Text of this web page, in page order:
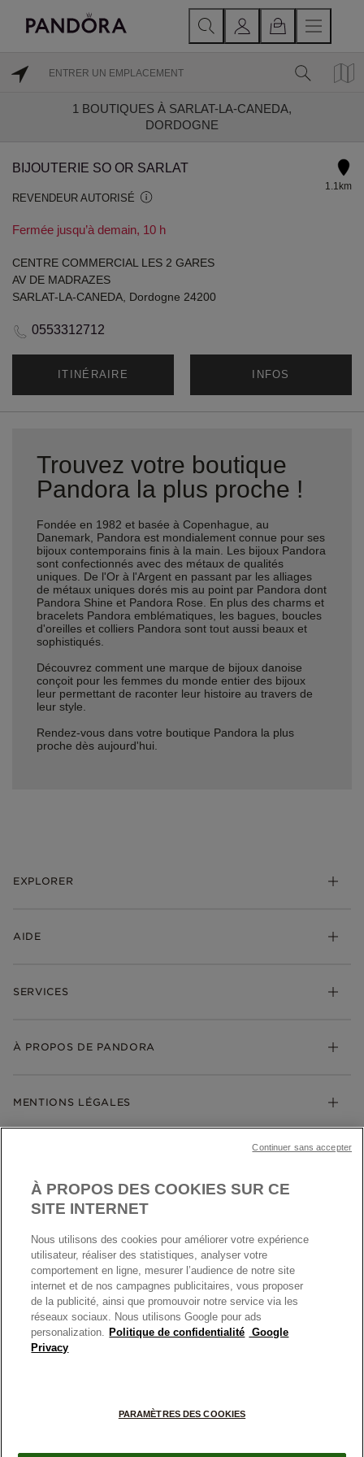
1 BOUTIQUES À SARLAT-LA-CANEDA,
DORDOGNE
BIJOUTERIE SO OR SARLAT
REVENDEUR AUTORISÉ
Fermée jusqu’à demain, 10 h
1.1km
CENTRE COMMERCIAL LES 2 GARES
AV DE MADRAZES
SARLAT-LA-CANEDA, Dordogne 24200
0553312712
ITINÉRAIRE INFOS
Trouvez votre boutique
Pandora la plus proche !
Fondée en 1982 et basée à Copenhague, au
Danemark, Pandora est mondialement connue pour ses
bijoux contemporains finis à la main. Les bijoux Pandora
sont confectionnés avec des métaux de qualités
uniques. De l'Or à l'Argent en passant par les alliages
de métaux uniques dorés mis au point par Pandora dont
Pandora Shine et Pandora Rose. En plus des charms et
bracelets Pandora emblématiques, les bagues, boucles
d'oreilles et colliers Pandora sont tout aussi beaux et
sophistiqués.
Découvrez comment une marque de bijoux danoise
conçoit pour les femmes du monde entier des bijoux
leur permettant de raconter leur histoire au travers de
leur style.
Rendez-vous dans votre boutique Pandora la plus
proche dès aujourd'hui.
EXPLORER
Bijoux
Trouver une boutique
AIDE
Suivre ma commande
Échanges et retours
Prix en ligne et en boutique
Plan du site
SERVICES
Gravure
À PROPOS DE PANDORA
Carrières
MENTIONS LÉGALES
Politique des cookies
Politique de confidentialité
Conditions générales de vente
Conditions générales de vente Click & Collect
Plateforme ODR
Information sur le fabricant et l'importateur
Index égalité Femme/Homme
FRANCE
France
© TOUS DROITS RESERVES. 2026 Pandora
À PROPOS DES COOKIES SUR CE
SITE INTERNET
Nous utilisons des cookies pour améliorer votre expérience
utilisateur, réaliser des statistiques, analyser votre
comportement en ligne, mesurer l’audience de notre site
internet et de nos campagnes publicitaires, vous proposer
de la publicité, ainsi que promouvoir notre service via les
réseaux sociaux. Nous utilisons Google pour ads
personalization. Politique de confidentialité Google
Privacy
PARAMÈTRES DES COOKIES
Continuer sans accepter